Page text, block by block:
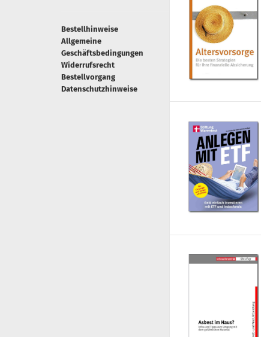
Bestellhinweise
Allgemeine
Geschäftsbedingungen
Widerrufsrecht
Bestellvorgang
Datenschutzhinweise